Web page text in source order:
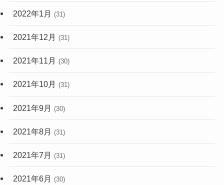
2022年1月 (31)
2021年12月 (31)
2021年11月 (30)
2021年10月 (31)
2021年9月 (30)
2021年8月 (31)
2021年7月 (31)
2021年6月 (30)